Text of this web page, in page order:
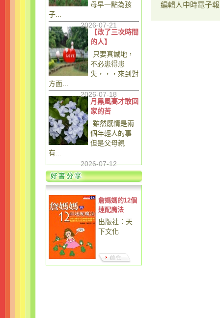
母早一點為孩
子...
2026-07-21
【改了三次時間
的人】
只要真誠地，
不必患得患
失，，，來到對
方面...
2026-07-18
月黑風高才敢回
家的苦
雖然感情是兩
個年輕人的事
但是父母親
有...
2026-07-12
詹媽媽的12個
速配魔法
出版社：天
下文化
編輯人中時電子報